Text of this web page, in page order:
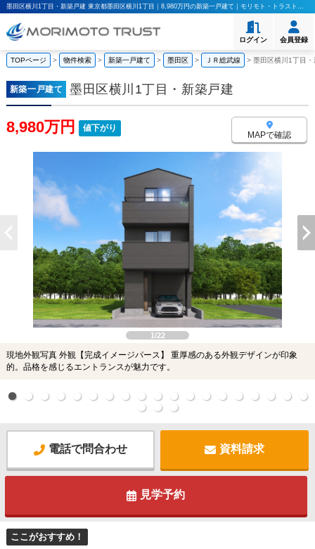
墨田区横川1丁目・新築戸建 東京都墨田区横川1丁目｜8,980万円の新築一戸建て｜モリモト・トラスト株式会社
ログイン 会員登録
TOPページ > 物件検索 > 新築一戸建て > 墨田区 > ＪＲ総武線 > 墨田区横川1丁目
新築一戸建て 墨田区横川1丁目・新築戸建
8,980万円 値下がり
MAPで確認
1/22
現地外観写真 外観【完成イメージパース】 重厚感のある外観デザインが印象
的。品格を感じるエントランスが魅力です。
電話で問合わせ 資料請求
見学予約
ここがおすすめ！